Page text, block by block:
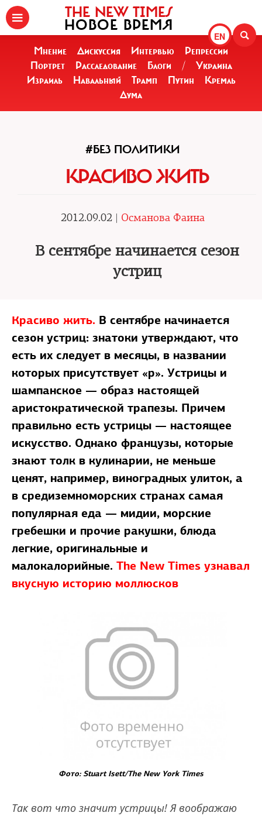
EN
THE NEW TIMES
НОВОЕ ВРЕМЯ
Мнение Дискуссия Интервью
Репрессии
Портрет
Расследование Блоги /
Украина
Израиль
Навальный Трамп Путин
Кремль
Дума
#БЕЗ ПОЛИТИКИ
КРАСИВО ЖИТЬ
2012.09.02 | Османова Фаина
В сентябре начинается сезон
устриц
Красиво жить. В сентябре начинается
сезон устриц: знатоки утверждают, что
есть их следует в месяцы, в названии
которых присутствует «р». Устрицы и
шампанское — образ настоящей
аристократической трапезы. Причем
правильно есть устрицы — настоящее
искусство. Однако французы, которые
знают толк в кулинарии, не меньше
ценят, например, виноградных улиток, а
в средиземноморских странах самая
популярная еда — мидии, морские
гребешки и прочие ракушки, блюда
легкие, оригинальные и
малокалорийные. The New Times узнавал
вкусную историю моллюсков
Фото: Stuart Isett/The New York Times
Так вот что значит устрицы! Я воображаю